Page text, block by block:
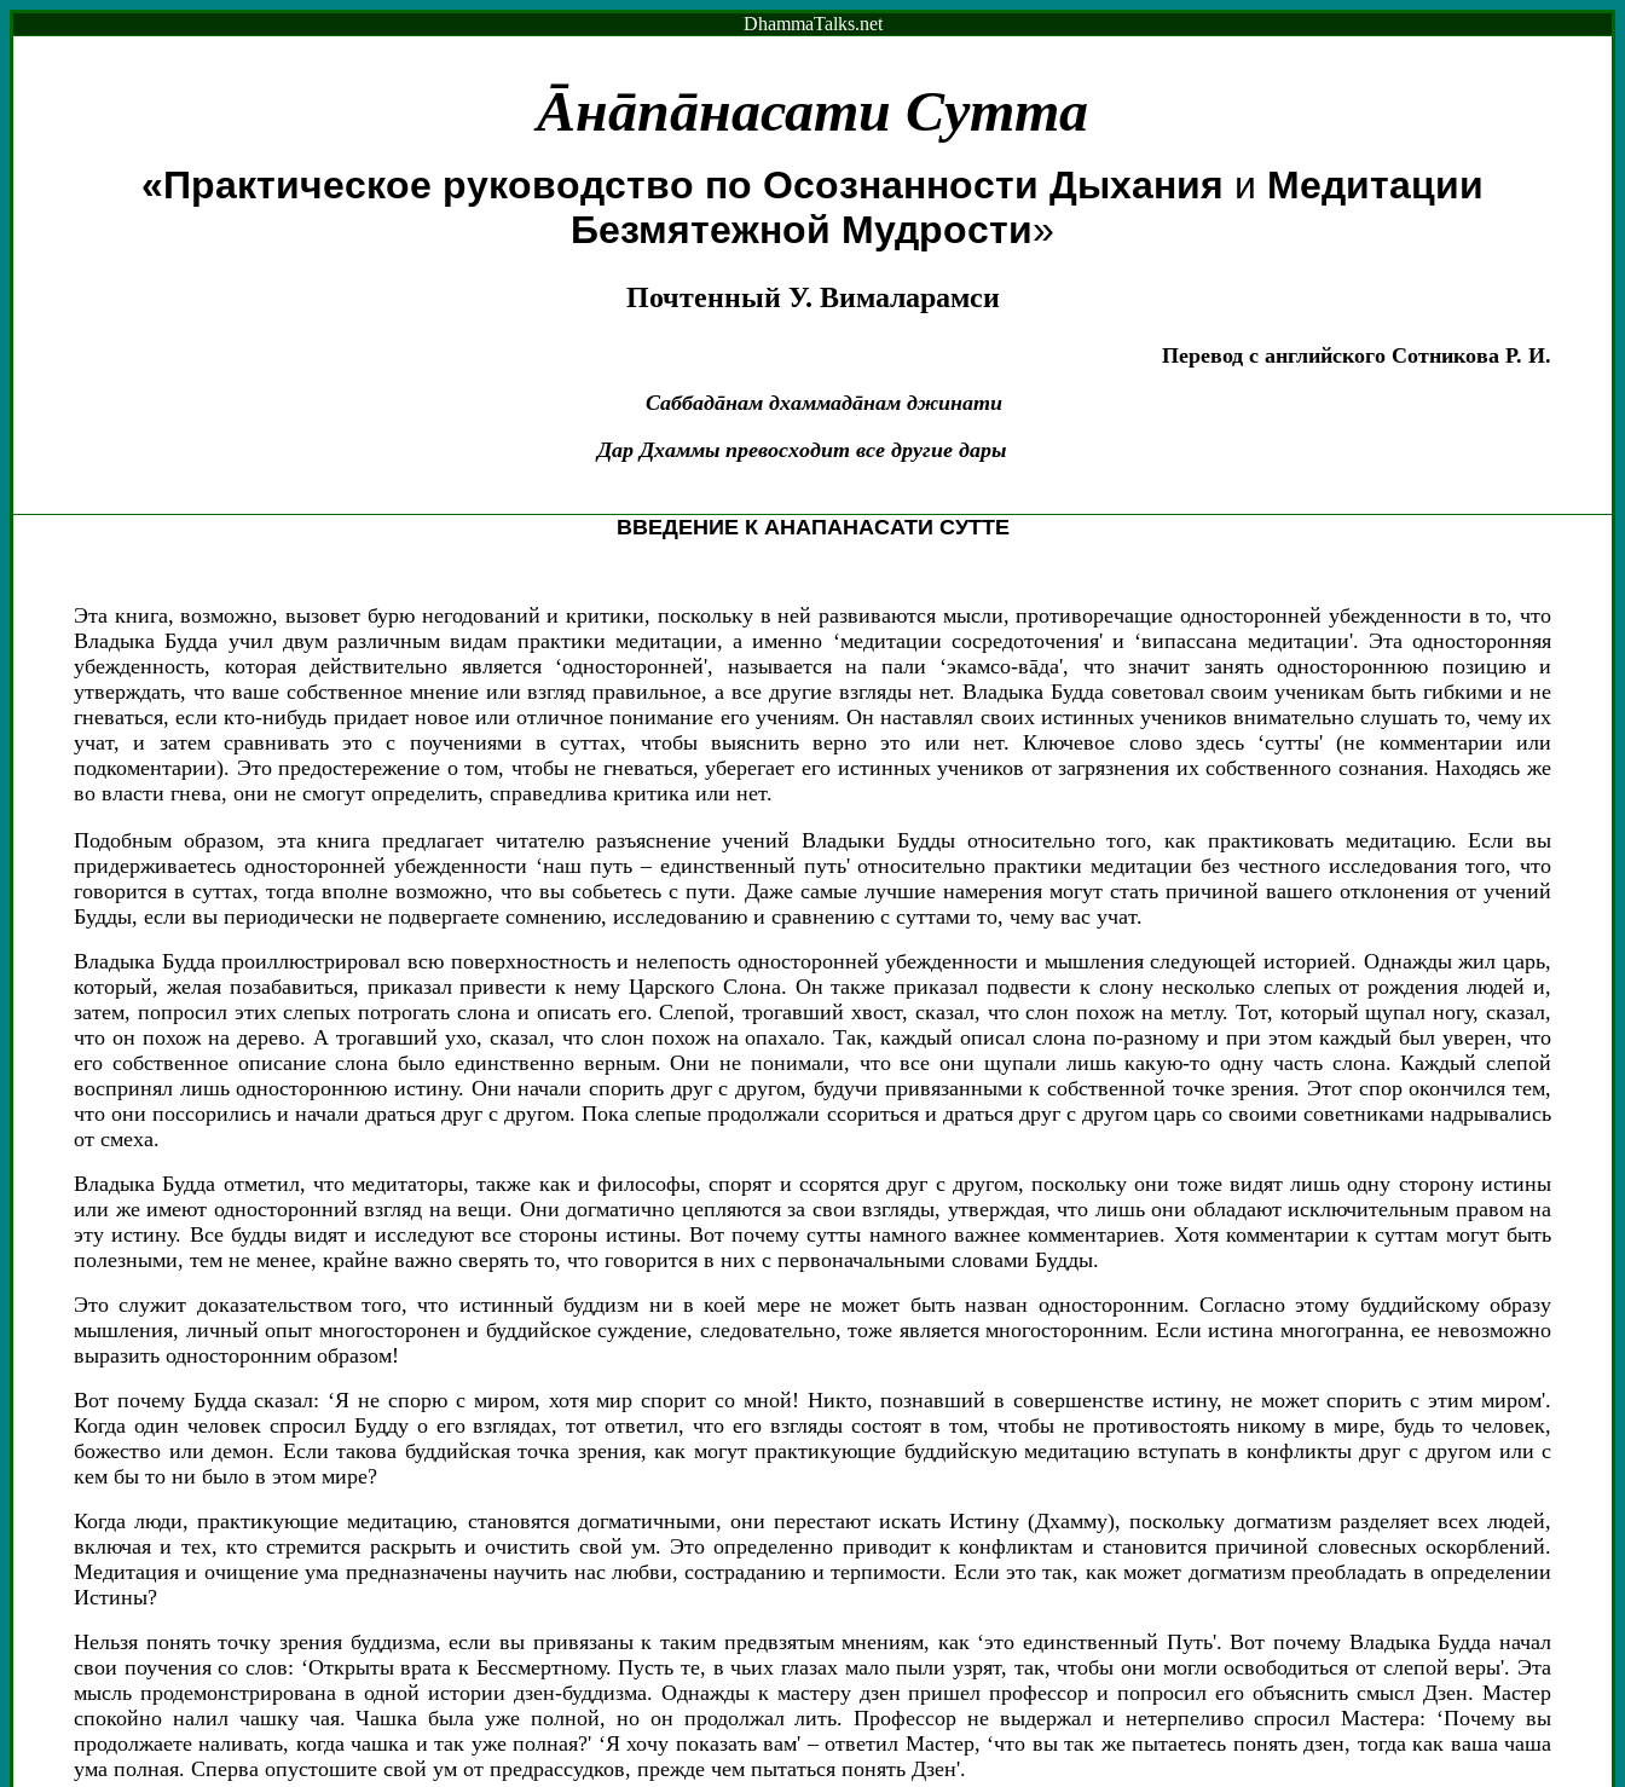
DhammaTalks.net
Āнāпāнасати Сутта
«Практическое руководство по Осознанности Дыхания и Медитации
Безмятежной Мудрости»
Почтенный У. Вималарамси
Перевод с английского Сотникова Р. И.
Саббадāнам дхаммадāнам джинати
Дар Дхаммы превосходит все другие дары
ВВЕДЕНИЕ К АНАПАНАСАТИ СУТТЕ
Эта книга, возможно, вызовет бурю негодований и критики, поскольку в ней развиваются мысли, противоречащие односторонней убежденности в то, что
Владыка Будда учил двум различным видам практики медитации, а именно ‘медитации сосредоточения' и ‘випассана медитации'. Эта односторонняя
убежденность, которая действительно является ‘односторонней', называется на пали ‘экамсо-вāда', что значит занять одностороннюю позицию и
утверждать, что ваше собственное мнение или взгляд правильное, а все другие взгляды нет. Владыка Будда советовал своим ученикам быть гибкими и не
гневаться, если кто-нибудь придает новое или отличное понимание его учениям. Он наставлял своих истинных учеников внимательно слушать то, чему их
учат, и затем сравнивать это с поучениями в суттах, чтобы выяснить верно это или нет. Ключевое слово здесь ‘сутты' (не комментарии или
подкоментарии). Это предостережение о том, чтобы не гневаться, уберегает его истинных учеников от загрязнения их собственного сознания. Находясь же
во власти гнева, они не смогут определить, справедлива критика или нет.
Подобным образом, эта книга предлагает читателю разъяснение учений Владыки Будды относительно того, как практиковать медитацию. Если вы
придерживаетесь односторонней убежденности ‘наш путь – единственный путь' относительно практики медитации без честного исследования того, что
говорится в суттах, тогда вполне возможно, что вы собьетесь с пути. Даже самые лучшие намерения могут стать причиной вашего отклонения от учений
Будды, если вы периодически не подвергаете сомнению, исследованию и сравнению с суттами то, чему вас учат.
Владыка Будда проиллюстрировал всю поверхностность и нелепость односторонней убежденности и мышления следующей историей. Однажды жил царь,
который, желая позабавиться, приказал привести к нему Царского Слона. Он также приказал подвести к слону несколько слепых от рождения людей и,
затем, попросил этих слепых потрогать слона и описать его. Слепой, трогавший хвост, сказал, что слон похож на метлу. Тот, который щупал ногу, сказал,
что он похож на дерево. А трогавший ухо, сказал, что слон похож на опахало. Так, каждый описал слона по-разному и при этом каждый был уверен, что
его собственное описание слона было единственно верным. Они не понимали, что все они щупали лишь какую-то одну часть слона. Каждый слепой
воспринял лишь одностороннюю истину. Они начали спорить друг с другом, будучи привязанными к собственной точке зрения. Этот спор окончился тем,
что они поссорились и начали драться друг с другом. Пока слепые продолжали ссориться и драться друг с другом царь со своими советниками надрывались
от смеха.
Владыка Будда отметил, что медитаторы, также как и философы, спорят и ссорятся друг с другом, поскольку они тоже видят лишь одну сторону истины
или же имеют односторонний взгляд на вещи. Они догматично цепляются за свои взгляды, утверждая, что лишь они обладают исключительным правом на
эту истину. Все будды видят и исследуют все стороны истины. Вот почему сутты намного важнее комментариев. Хотя комментарии к суттам могут быть
полезными, тем не менее, крайне важно сверять то, что говорится в них с первоначальными словами Будды.
Это служит доказательством того, что истинный буддизм ни в коей мере не может быть назван односторонним. Согласно этому буддийскому образу
мышления, личный опыт многосторонен и буддийское суждение, следовательно, тоже является многосторонним. Если истина многогранна, ее невозможно
выразить односторонним образом!
Вот почему Будда сказал: ‘Я не спорю с миром, хотя мир спорит со мной! Никто, познавший в совершенстве истину, не может спорить с этим миром'.
Когда один человек спросил Будду о его взглядах, тот ответил, что его взгляды состоят в том, чтобы не противостоять никому в мире, будь то человек,
божество или демон. Если такова буддийская точка зрения, как могут практикующие буддийскую медитацию вступать в конфликты друг с другом или с
кем бы то ни было в этом мире?
Когда люди, практикующие медитацию, становятся догматичными, они перестают искать Истину (Дхамму), поскольку догматизм разделяет всех людей,
включая и тех, кто стремится раскрыть и очистить свой ум. Это определенно приводит к конфликтам и становится причиной словесных оскорблений.
Медитация и очищение ума предназначены научить нас любви, состраданию и терпимости. Если это так, как может догматизм преобладать в определении
Истины?
Нельзя понять точку зрения буддизма, если вы привязаны к таким предвзятым мнениям, как ‘это единственный Путь'. Вот почему Владыка Будда начал
свои поучения со слов: ‘Открыты врата к Бессмертному. Пусть те, в чьих глазах мало пыли узрят, так, чтобы они могли освободиться от слепой веры'. Эта
мысль продемонстрирована в одной истории дзен-буддизма. Однажды к мастеру дзен пришел профессор и попросил его объяснить смысл Дзен. Мастер
спокойно налил чашку чая. Чашка была уже полной, но он продолжал лить. Профессор не выдержал и нетерпеливо спросил Мастера: ‘Почему вы
продолжаете наливать, когда чашка и так уже полная?' ‘Я хочу показать вам' – ответил Мастер, ‘что вы так же пытаетесь понять дзен, тогда как ваша чаша
ума полная. Сперва опустошите свой ум от предрассудков, прежде чем пытаться понять Дзен'.